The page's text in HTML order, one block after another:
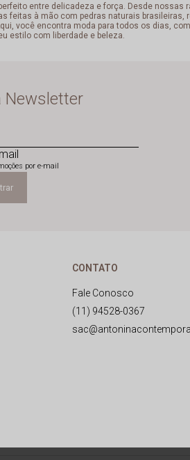
entre delicadeza e força. Desde
à mão com pedras naturais brasileiras,
você encontra moda para todos os dias,
estilo com liberdade e beleza.
Newsletter
por e-mail
CONTATO
Fale Conosco
(11) 94528-0367